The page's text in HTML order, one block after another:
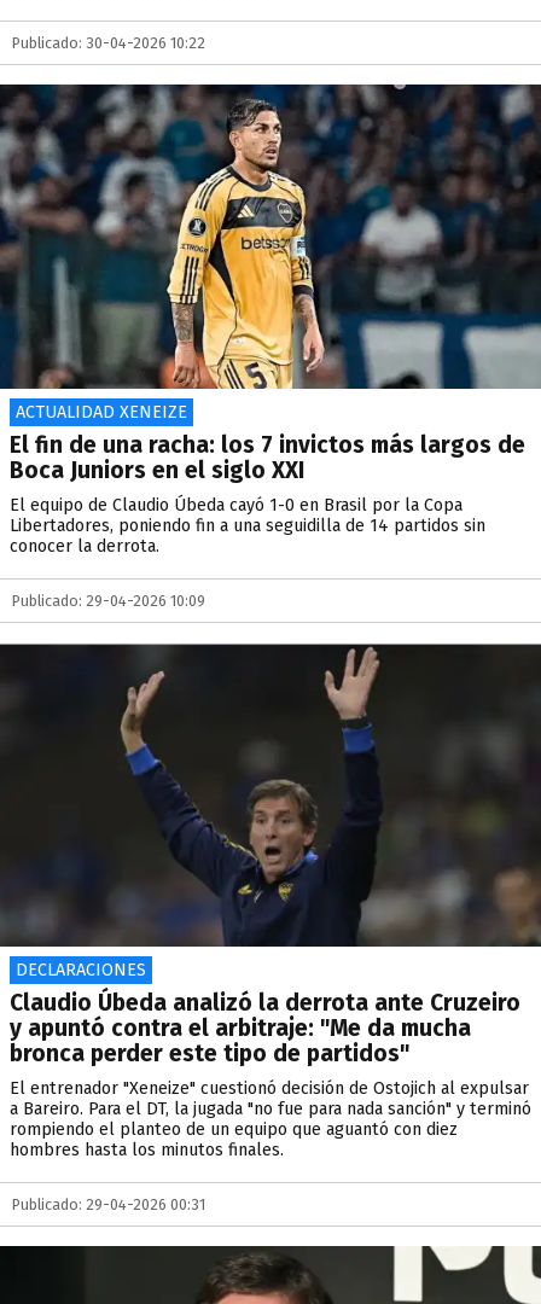
Publicado: 30-04-2026 10:22
ACTUALIDAD XENEIZE
El fin de una racha: los 7 invictos más largos de
Boca Juniors en el siglo XXI
El equipo de Claudio Úbeda cayó 1-0 en Brasil por la Copa
Libertadores, poniendo fin a una seguidilla de 14 partidos sin
conocer la derrota.
Publicado: 29-04-2026 10:09
DECLARACIONES
Claudio Úbeda analizó la derrota ante Cruzeiro
y apuntó contra el arbitraje: "Me da mucha
bronca perder este tipo de partidos"
El entrenador "Xeneize" cuestionó decisión de Ostojich al expulsar
a Bareiro. Para el DT, la jugada "no fue para nada sanción" y terminó
rompiendo el planteo de un equipo que aguantó con diez
hombres hasta los minutos finales.
Publicado: 29-04-2026 00:31